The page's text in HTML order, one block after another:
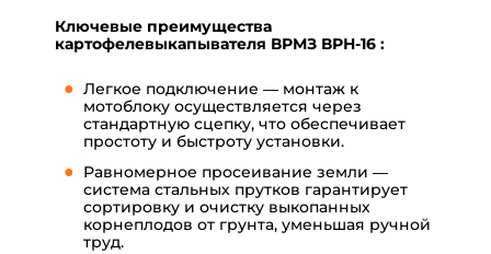
Ключевые преимущества
картофелевыкапывателя ВРМЗ ВРН-16 :
Легкое подключение — монтаж к
мотоблоку осуществляется через
стандартную сцепку, что обеспечивает
простоту и быстроту установки.
Равномерное просеивание земли —
система стальных прутков гарантирует
сортировку и очистку выкопанных
корнеплодов от грунта, уменьшая ручной
труд.